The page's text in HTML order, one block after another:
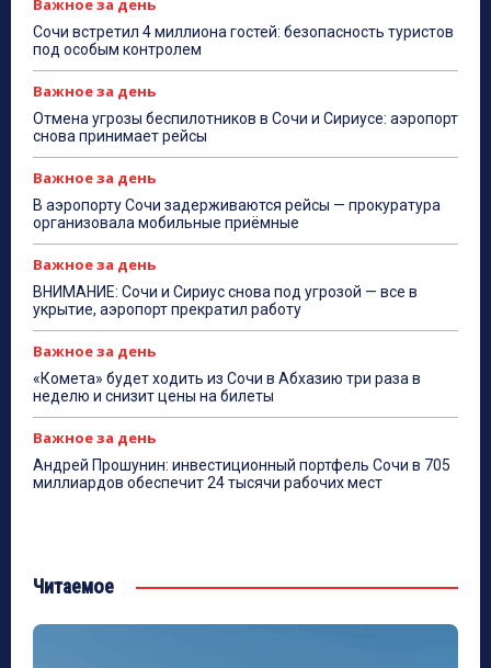
Важное за день
Сочи встретил 4 миллиона гостей: безопасность туристов
под особым контролем
Важное за день
Отмена угрозы беспилотников в Сочи и Сириусе: аэропорт
снова принимает рейсы
Важное за день
В аэропорту Сочи задерживаются рейсы — прокуратура
организовала мобильные приёмные
Важное за день
ВНИМАНИЕ: Сочи и Сириус снова под угрозой — все в
укрытие, аэропорт прекратил работу
Важное за день
«Комета» будет ходить из Сочи в Абхазию три раза в
неделю и снизит цены на билеты
Важное за день
Андрей Прошунин: инвестиционный портфель Сочи в 705
миллиардов обеспечит 24 тысячи рабочих мест
Читаемое